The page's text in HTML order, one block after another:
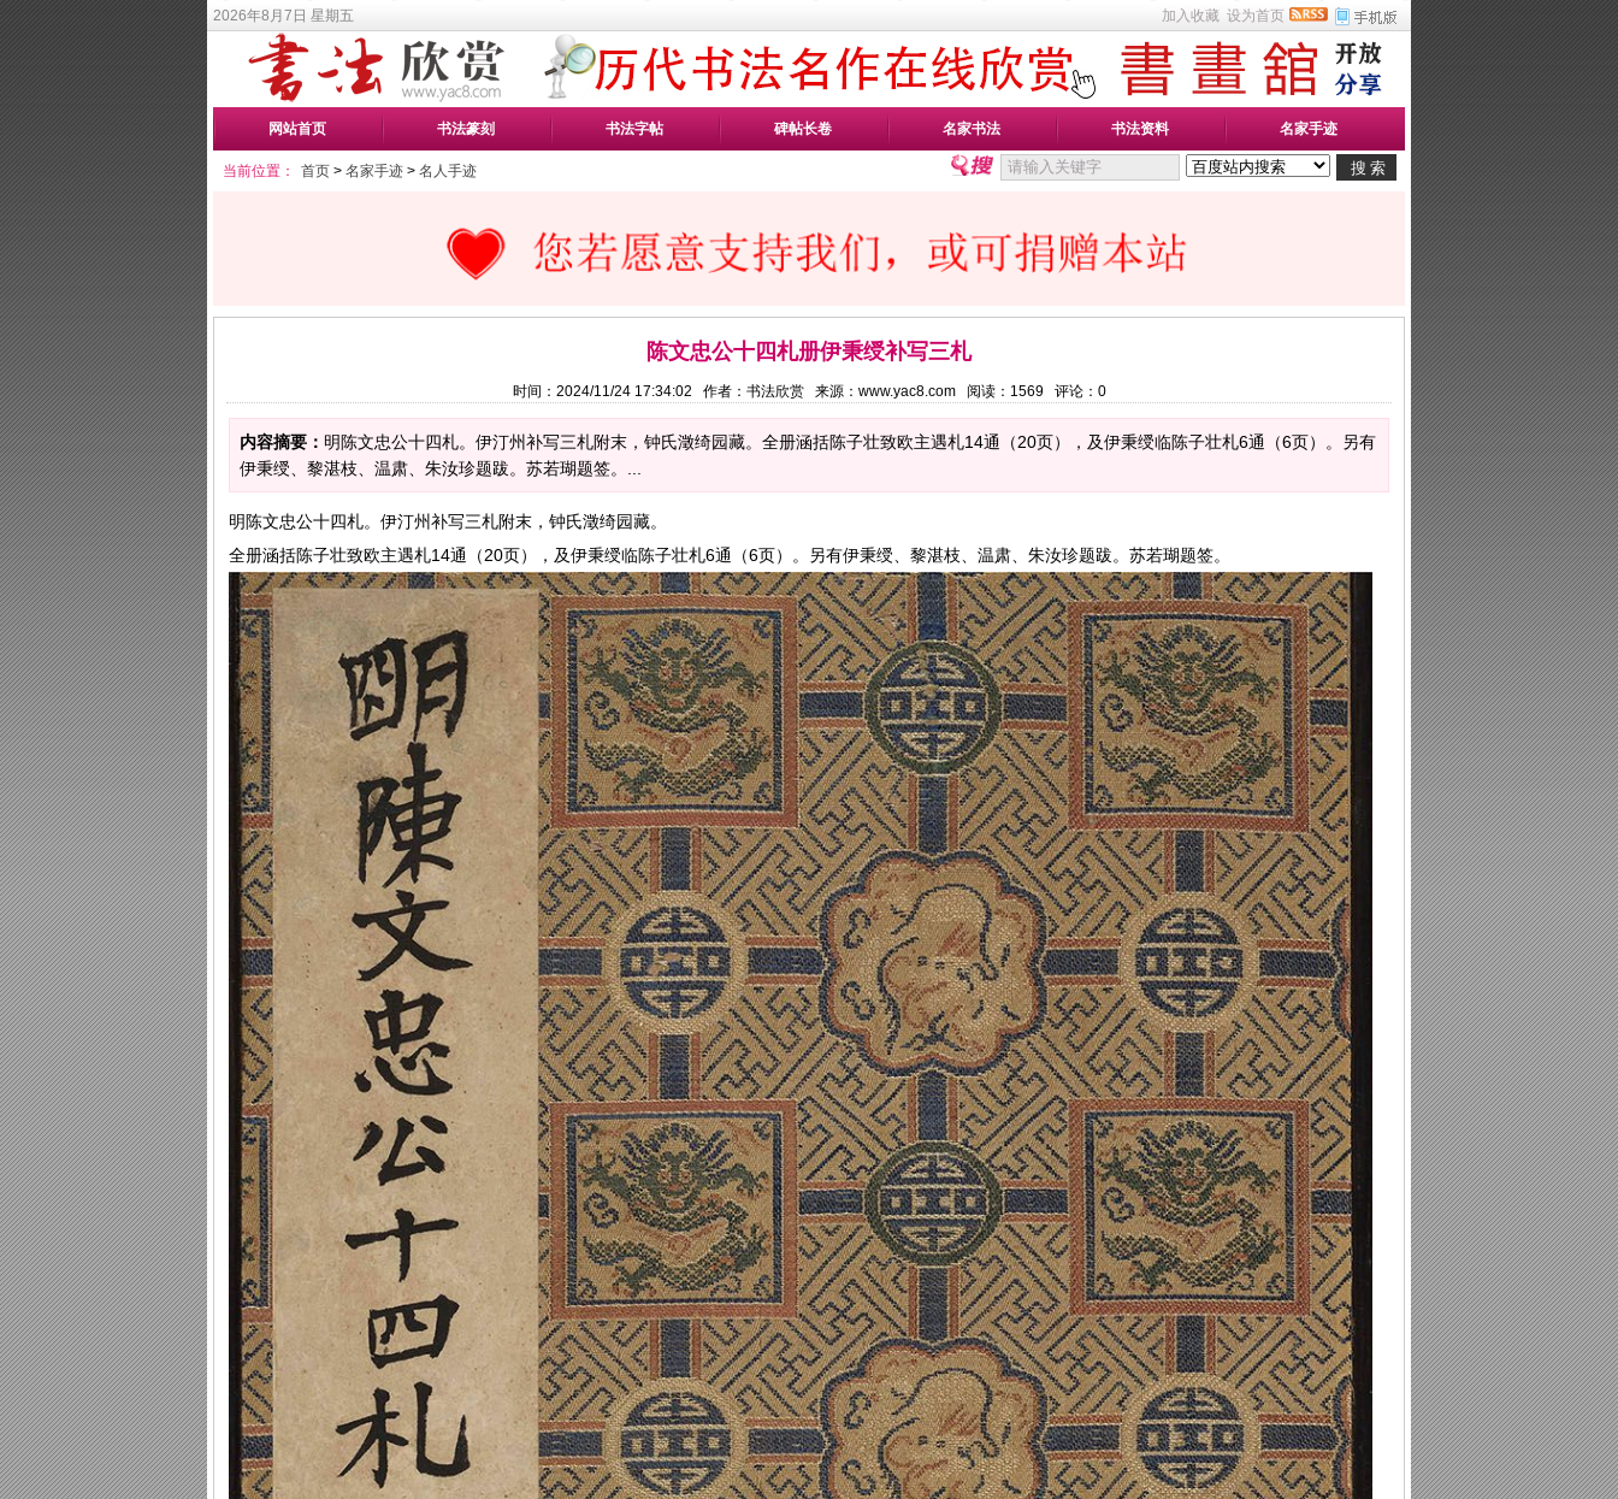
2026年8月7日 星期五 加入收藏 设为首页
网站首页 书法篆刻 书法字帖 碑帖长卷 名家书法 书法资料 名家手迹
当前位置： 首页 > 名家手迹 > 名人手迹
陈文忠公十四札册伊秉绶补写三札
时间：2024/11/24 17:34:02 作者：书法欣赏 来源：www.yac8.com 阅读： 1569评论： 0
内容摘要： 明陈文忠公十四札。伊汀州补写三札附末，钟氏澂绮园藏。全册涵括陈子壮致欧主遇札14通（20页），及伊秉绶临陈子壮札6通（6页）。另有
伊秉绶、黎湛枝、温肃、朱汝珍题跋。苏若瑚题签。...
明陈文忠公十四札。伊汀州补写三札附末，钟氏澂绮园藏。
全册涵括陈子壮致欧主遇札14通（20页），及伊秉绶临陈子壮札6通（6页）。另有伊秉绶、黎湛枝、温肃、朱汝珍题跋。苏若瑚题签。